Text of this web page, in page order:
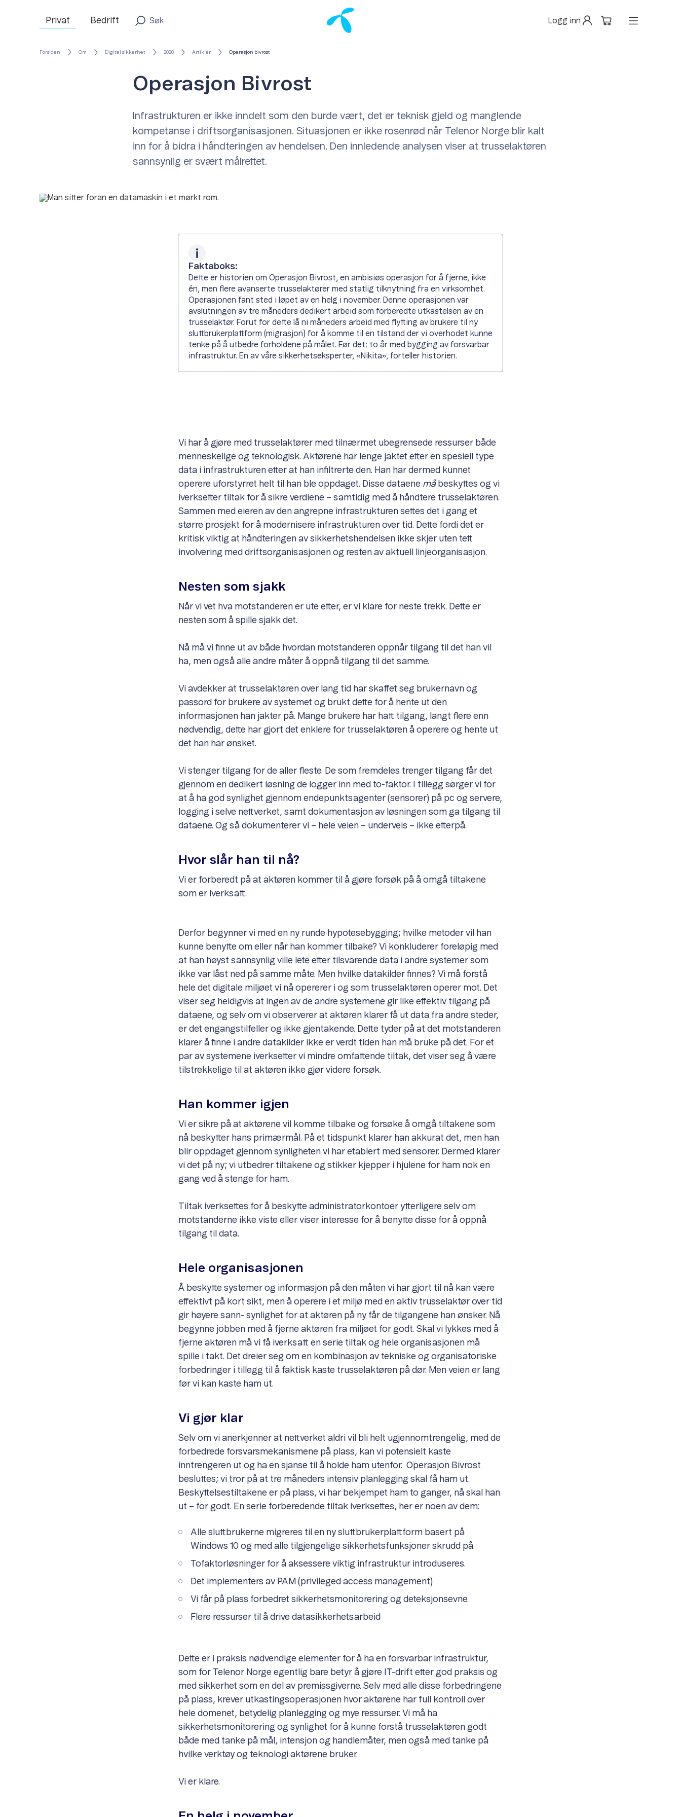
Privat Bedrift Logg inn
Forsiden Om Digital sikkerhet 2020 Artikler Operasjon bivrost
Operasjon Bivrost
Infrastrukturen er ikke inndelt som den burde vært, det er teknisk gjeld og manglende
kompetanse i driftsorganisasjonen. Situasjonen er ikke rosenrød når Telenor Norge blir kalt
inn for å bidra i håndteringen av hendelsen. Den innledende analysen viser at trusselaktøren
sannsynlig er svært målrettet.
Faktaboks:
Dette er historien om Operasjon Bivrost, en ambisiøs operasjon for å fjerne, ikke
én, men flere avanserte trusselaktører med statlig tilknytning fra en virksomhet.
Operasjonen fant sted i løpet av en helg i november. Denne operasjonen var
avslutningen av tre måneders dedikert arbeid som forberedte utkastelsen av en
trusselaktør. Forut for dette lå ni måneders arbeid med flytting av brukere til ny
sluttbrukerplattform (migrasjon) for å komme til en tilstand der vi overhodet kunne
tenke på å utbedre forholdene på målet. Før det; to år med bygging av forsvarbar
infrastruktur. En av våre sikkerhetseksperter, «Nikita», forteller historien.
Vi har å gjøre med trusselaktører med tilnærmet ubegrensede ressurser både
menneskelige og teknologisk. Aktørene har lenge jaktet etter en spesiell type
data i infrastrukturen etter at han infiltrerte den. Han har dermed kunnet
operere uforstyrret helt til han ble oppdaget. Disse dataene må beskyttes og vi
iverksetter tiltak for å sikre verdiene – samtidig med å håndtere trusselaktøren.
Sammen med eieren av den angrepne infrastrukturen settes det i gang et
større prosjekt for å modernisere infrastrukturen over tid. Dette fordi det er
kritisk viktig at håndteringen av sikkerhetshendelsen ikke skjer uten tett
involvering med driftsorganisasjonen og resten av aktuell linjeorganisasjon.
Nesten som sjakk
Når vi vet hva motstanderen er ute etter, er vi klare for neste trekk. Dette er
nesten som å spille sjakk det.
Nå må vi finne ut av både hvordan motstanderen oppnår tilgang til det han vil
ha, men også alle andre måter å oppnå tilgang til det samme.
Vi avdekker at trusselaktøren over lang tid har skaffet seg brukernavn og
passord for brukere av systemet og brukt dette for å hente ut den
informasjonen han jakter på. Mange brukere har hatt tilgang, langt flere enn
nødvendig, dette har gjort det enklere for trusselaktøren å operere og hente ut
det han har ønsket.
Vi stenger tilgang for de aller fleste. De som fremdeles trenger tilgang får det
gjennom en dedikert løsning de logger inn med to-faktor. I tillegg sørger vi for
at å ha god synlighet gjennom endepunktsagenter (sensorer) på pc og servere,
logging i selve nettverket, samt dokumentasjon av løsningen som ga tilgang til
dataene. Og så dokumenterer vi – hele veien – underveis – ikke etterpå.
Hvor slår han til nå?
Vi er forberedt på at aktøren kommer til å gjøre forsøk på å omgå tiltakene
som er iverksatt.
Derfor begynner vi med en ny runde hypotesebygging; hvilke metoder vil han
kunne benytte om eller når han kommer tilbake? Vi konkluderer foreløpig med
at han høyst sannsynlig ville lete etter tilsvarende data i andre systemer som
ikke var låst ned på samme måte. Men hvilke datakilder finnes? Vi må forstå
hele det digitale miljøet vi nå opererer i og som trusselaktøren operer mot. Det
viser seg heldigvis at ingen av de andre systemene gir like effektiv tilgang på
dataene, og selv om vi observerer at aktøren klarer få ut data fra andre steder,
er det engangstilfeller og ikke gjentakende. Dette tyder på at det motstanderen
klarer å finne i andre datakilder ikke er verdt tiden han må bruke på det. For et
par av systemene iverksetter vi mindre omfattende tiltak, det viser seg å være
tilstrekkelige til at aktøren ikke gjør videre forsøk.
Han kommer igjen
Vi er sikre på at aktørene vil komme tilbake og forsøke å omgå tiltakene som
nå beskytter hans primærmål. På et tidspunkt klarer han akkurat det, men han
blir oppdaget gjennom synligheten vi har etablert med sensorer. Dermed klarer
vi det på ny; vi utbedrer tiltakene og stikker kjepper i hjulene for ham nok en
gang ved å stenge for ham.
Tiltak iverksettes for å beskytte administratorkontoer ytterligere selv om
motstanderne ikke viste eller viser interesse for å benytte disse for å oppnå
tilgang til data.
Hele organisasjonen
Å beskytte systemer og informasjon på den måten vi har gjort til nå kan være
effektivt på kort sikt, men å operere i et miljø med en aktiv trusselaktør over tid
gir høyere sann- synlighet for at aktøren på ny får de tilgangene han ønsker. Nå
begynne jobben med å fjerne aktøren fra miljøet for godt. Skal vi lykkes med å
fjerne aktøren må vi få iverksatt en serie tiltak og hele organisasjonen må
spille i takt. Det dreier seg om en kombinasjon av tekniske og organisatoriske
forbedringer i tillegg til å faktisk kaste trusselaktøren på dør. Men veien er lang
før vi kan kaste ham ut.
Vi gjør klar
Selv om vi anerkjenner at nettverket aldri vil bli helt ugjennomtrengelig, med de
forbedrede forsvarsmekanismene på plass, kan vi potensielt kaste
inntrengeren ut og ha en sjanse til å holde ham utenfor. Operasjon Bivrost
besluttes; vi tror på at tre måneders intensiv planlegging skal få ham ut.
Beskyttelsestiltakene er på plass, vi har bekjempet ham to ganger, nå skal han
ut – for godt. En serie forberedende tiltak iverksettes, her er noen av dem:
Alle sluttbrukerne migreres til en ny sluttbrukerplattform basert på
Windows 10 og med alle tilgjengelige sikkerhetsfunksjoner skrudd på.
Tofaktorløsninger for å aksessere viktig infrastruktur introduseres.
Det implementers av PAM (privileged access management)
Vi får på plass forbedret sikkerhetsmonitorering og deteksjonsevne.
Flere ressurser til å drive datasikkerhetsarbeid
Dette er i praksis nødvendige elementer for å ha en forsvarbar infrastruktur,
som for Telenor Norge egentlig bare betyr å gjøre IT-drift etter god praksis og
med sikkerhet som en del av premissgiverne. Selv med alle disse forbedringene
på plass, krever utkastingsoperasjonen hvor aktørene har full kontroll over
hele domenet, betydelig planlegging og mye ressurser. Vi må ha
sikkerhetsmonitorering og synlighet for å kunne forstå trusselaktøren godt
både med tanke på mål, intensjon og handlemåter, men også med tanke på
hvilke verktøy og teknologi aktørene bruker.
Vi er klare.